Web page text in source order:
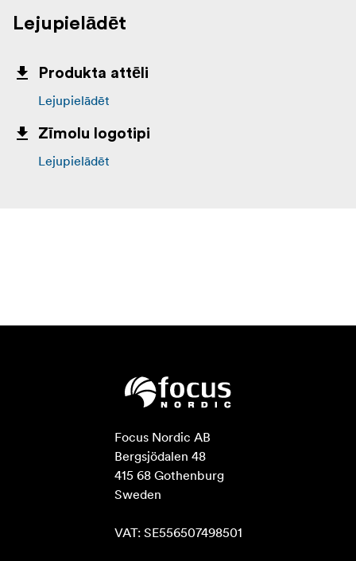
Lejupielādēt
Produkta attēli
Lejupielādēt
Zīmolu logotipi
Lejupielādēt
Focus Nordic AB
Bergsjödalen 48
415 68 Gothenburg
Sweden
VAT: SE556507498501